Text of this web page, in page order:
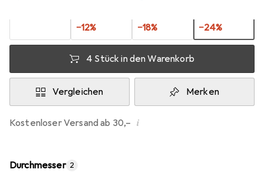
−12% −18% −24%
4 Stück in den Warenkorb
Vergleichen Merken
Kostenloser Versand ab 30,– i
Durchmesser 2